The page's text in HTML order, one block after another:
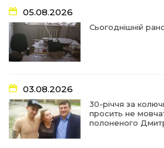
17:18
27 лип
У Барвінківській громаді
найгуманнішої професії
16:29
22 лип
Медики Барвінківської
вдосконалюють професійні
15:09
22 лип
У Пригожому з дітьми та їх
працювали фахівці
07:17
“Мені й досі сниться син”:
05.08.2026
Сьогоднішній
03.08.2026
30-річчя за
просить не
полоненого